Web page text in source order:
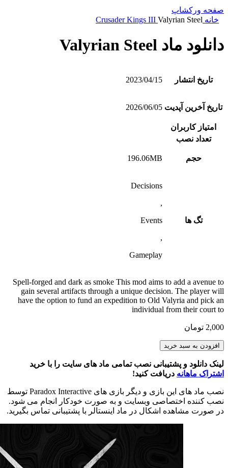
صفحه ورکشاپ
خانه
Crusader Kings III Valyrian Steel
دانلود ماد Valyrian Steel
تاریخ انتشار 2023/04/15
تاریخ آخرین آپدیت 2026/06/05
امتیاز کاربران
تعداد نصب
حجم 196.06MB
تگ ها
Decisions
,
Events
,
Gameplay
Spell-forged and dark as smoke This mod aims to add a avenue to
gain several artifacts through a unique decision. The player will
have the option to fund an expedition to Old Valyria and pick an
individual from their court to
2,000 تومان
Valyrian
Steel
عدد
افزودن به سبد خرید
لینک دانلود و پشتیبانی نصب تمامی ماد های سایت را با خرید
اشتراک ماهانه دریافت کنید!
نصب ماد های این بازی و دیگر بازی های Paradox Interactive توسط
نصب کننده اختصاصی وبسایت و به صورت خودکار انجام می شود.
در صورت مشاهده اشکال در ماد اینستالر با پشتیبانی تماس بگیرید.